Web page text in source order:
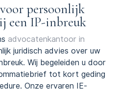
persoonlijk
een IP-inbreuk
advocatenkantoor in
juridisch advies over uw
Wij begeleiden u door
tot kort geding
Onze ervaren IE-